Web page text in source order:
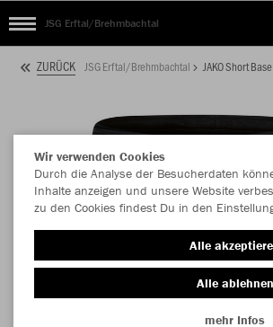
JSG Erftal/Brehmbachtal
ZURÜCK JSG Erftal/Brehmbachtal JAKO Short Base
Wir verwenden Cookies
Durch die Analyse der Besucherdaten
Inhalte anzeigen und unsere Website
zu den Cookies findest Du in den
Alle
Alle ablehnen
mehr Infos